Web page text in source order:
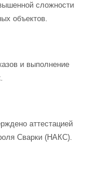
сложности
объектов.
и выполнение
аттестацией
Сварки (НАКС).